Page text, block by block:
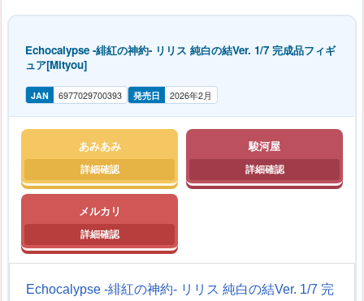
Echocalypse -緋紅の神約- リリス 純白の結Ver. 1/7 完成品フィギ
ュア[Mityou]
JAN 6977029700393 発売日 2026年2月
あみあみ 駿河屋
メルカリ
Echocalypse -緋紅の神約- リリス 純白の結Ver. 1/7 完